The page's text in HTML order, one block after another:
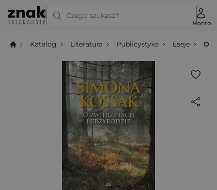
Czego szukasz?
Konto
Katalog Literatura Publicystyka Eseje O